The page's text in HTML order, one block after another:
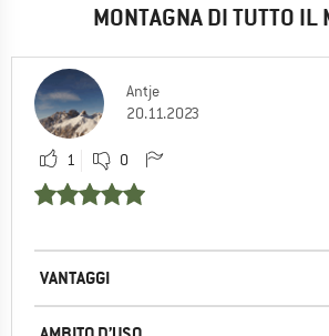
MONTAGNA DI TUTTO IL
Antje
20.11.2023
1 0
VANTAGGI